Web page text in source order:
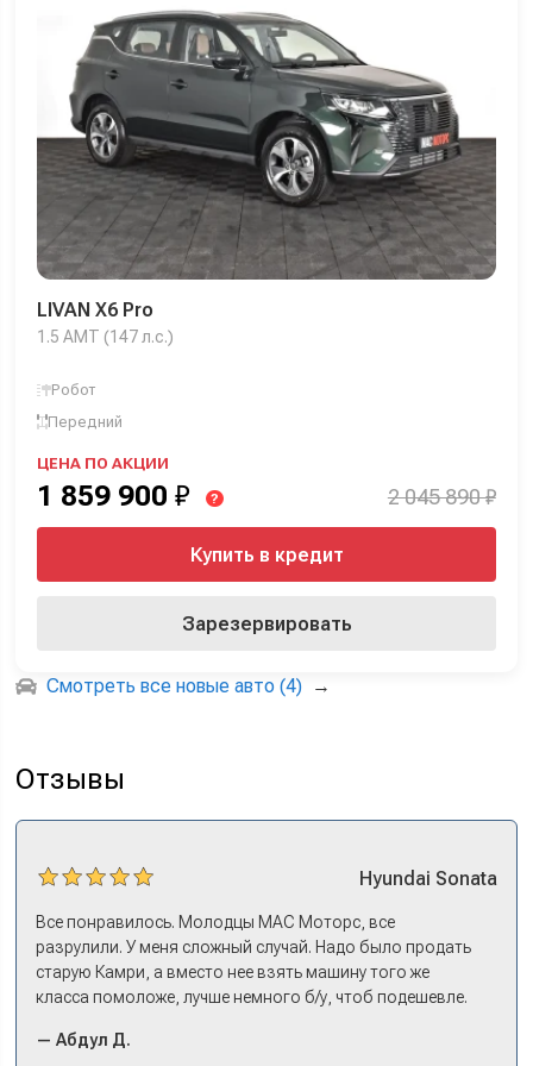
LIVAN X6 Pro
1.5 AMT (147 л.с.)
Робот
Передний
ЦЕНА ПО АКЦИИ
1 859 900 ₽ ? 2 045 890 ₽
Купить в кредит
Зарезервировать
Смотреть все новые авто (4) →
Отзывы
Hyundai Sonata
Все понравилось. Молодцы МАС Моторс, все
разрулили. У меня сложный случай. Надо было продать
старую Камри, а вместо нее взять машину того же
класса помоложе, лучше немного б/у, чтоб подешевле.
либо самому всем этим заниматься – а работать когда?
— Абдул Д.